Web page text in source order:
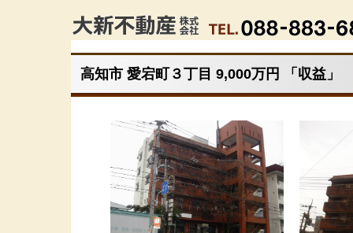
高知市 愛宕町３丁目 9,000万円 「収益」